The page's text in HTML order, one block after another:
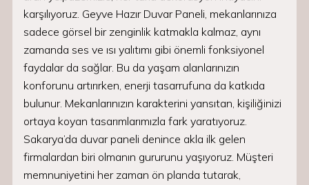
karşılıyoruz. Geyve Hazır Duvar Paneli, mekanlarınıza
sadece görsel bir zenginlik katmakla kalmaz, aynı
zamanda ses ve ısı yalıtımı gibi önemli fonksiyonel
faydalar da sağlar. Bu da yaşam alanlarınızın
konforunu artırırken, enerji tasarrufuna da katkıda
bulunur. Mekanlarınızın karakterini yansıtan, kişiliğinizi
ortaya koyan tasarımlarımızla fark yaratıyoruz.
Sakarya’da duvar paneli denince akla ilk gelen
firmalardan biri olmanın gururunu yaşıyoruz. Müşteri
memnuniyetini her zaman ön planda tutarak,